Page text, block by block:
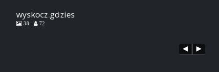
wyskocz.gdzies
38 72